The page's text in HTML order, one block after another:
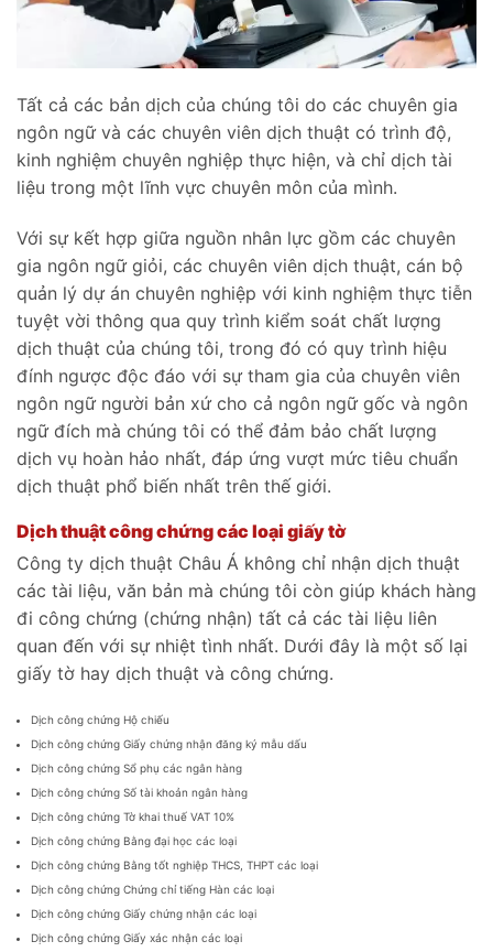
Tất cả các bản dịch của chúng tôi do các chuyên gia
ngôn ngữ và các chuyên viên dịch thuật có trình độ,
kinh nghiệm chuyên nghiệp thực hiện, và chỉ dịch tài
liệu trong một lĩnh vực chuyên môn của mình.
Với sự kết hợp giữa nguồn nhân lực gồm các chuyên
gia ngôn ngữ giỏi, các chuyên viên dịch thuật, cán bộ
quản lý dự án chuyên nghiệp với kinh nghiệm thực tiễn
tuyệt vời thông qua quy trình kiểm soát chất lượng
dịch thuật của chúng tôi, trong đó có quy trình hiệu
đính ngược độc đáo với sự tham gia của chuyên viên
ngôn ngữ người bản xứ cho cả ngôn ngữ gốc và ngôn
ngữ đích mà chúng tôi có thể đảm bảo chất lượng
dịch vụ hoàn hảo nhất, đáp ứng vượt mức tiêu chuẩn
dịch thuật phổ biến nhất trên thế giới.
Dịch thuật công chứng các loại giấy tờ
Công ty dịch thuật Châu Á không chỉ nhận dịch thuật
các tài liệu, văn bản mà chúng tôi còn giúp khách hàng
đi công chứng (chứng nhận) tất cả các tài liệu liên
quan đến với sự nhiệt tình nhất. Dưới đây là một số lại
giấy tờ hay dịch thuật và công chứng.
Dịch công chứng Hộ chiếu
Dịch công chứng Giấy chứng nhận đăng ký mẫu dấu
Dịch công chứng Sổ phụ các ngân hàng
Dịch công chứng Số tài khoản ngân hàng
Dịch công chứng Tờ khai thuế VAT 10%
Dịch công chứng Bằng đại học các loại
Dịch công chứng Bằng tốt nghiệp THCS, THPT các loại
Dịch công chứng Chứng chỉ tiếng Hàn các loại
Dịch công chứng Giấy chứng nhận các loại
Dịch công chứng Giấy xác nhận các loại